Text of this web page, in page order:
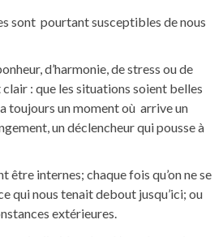
sont pourtant susceptibles de nous
d’harmonie, de stress ou de
: que les situations soient belles
toujours un moment où arrive un
un déclencheur qui pousse à
être internes; chaque fois qu’on ne se
qui nous tenait debout jusqu’ici; ou
extérieures.